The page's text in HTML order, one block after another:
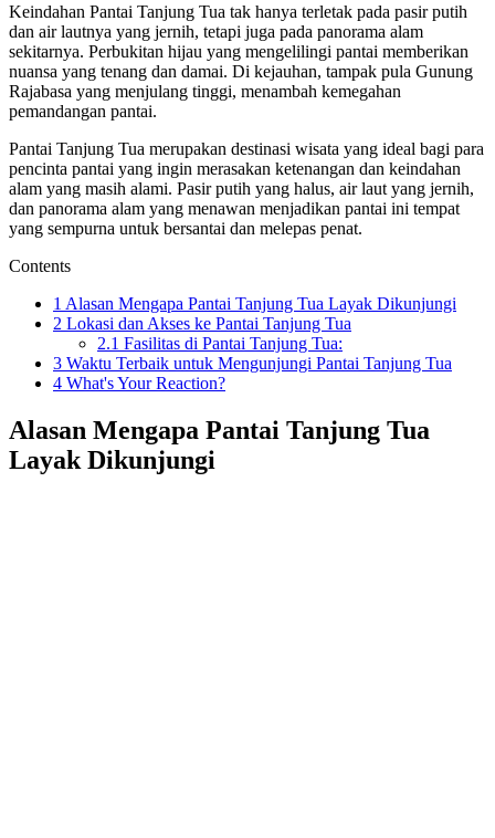
Keindahan Pantai Tanjung Tua tak hanya terletak pada pasir putih
dan air lautnya yang jernih, tetapi juga pada panorama alam
sekitarnya. Perbukitan hijau yang mengelilingi pantai memberikan
nuansa yang tenang dan damai. Di kejauhan, tampak pula Gunung
Rajabasa yang menjulang tinggi, menambah kemegahan
pemandangan pantai.
Pantai Tanjung Tua merupakan destinasi wisata yang ideal bagi para
pencinta pantai yang ingin merasakan ketenangan dan keindahan
alam yang masih alami. Pasir putih yang halus, air laut yang jernih,
dan panorama alam yang menawan menjadikan pantai ini tempat
yang sempurna untuk bersantai dan melepas penat.
Contents
1 Alasan Mengapa Pantai Tanjung Tua Layak Dikunjungi
2 Lokasi dan Akses ke Pantai Tanjung Tua
2.1 Fasilitas di Pantai Tanjung Tua:
3 Waktu Terbaik untuk Mengunjungi Pantai Tanjung Tua
4 What's Your Reaction?
Alasan Mengapa Pantai Tanjung Tua
Layak Dikunjungi